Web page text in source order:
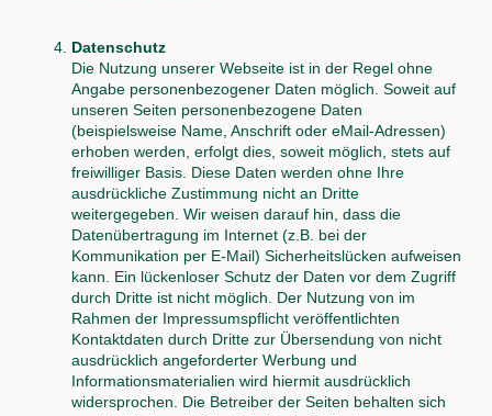
Datenschutz
Die Nutzung unserer Webseite ist in der Regel ohne
Angabe personenbezogener Daten möglich. Soweit auf
unseren Seiten personenbezogene Daten
(beispielsweise Name, Anschrift oder eMail-Adressen)
erhoben werden, erfolgt dies, soweit möglich, stets auf
freiwilliger Basis. Diese Daten werden ohne Ihre
ausdrückliche Zustimmung nicht an Dritte
weitergegeben. Wir weisen darauf hin, dass die
Datenübertragung im Internet (z.B. bei der
Kommunikation per E-Mail) Sicherheitslücken aufweisen
kann. Ein lückenloser Schutz der Daten vor dem Zugriff
durch Dritte ist nicht möglich. Der Nutzung von im
Rahmen der Impressumspflicht veröffentlichten
Kontaktdaten durch Dritte zur Übersendung von nicht
ausdrücklich angeforderter Werbung und
Informationsmaterialien wird hiermit ausdrücklich
widersprochen. Die Betreiber der Seiten behalten sich